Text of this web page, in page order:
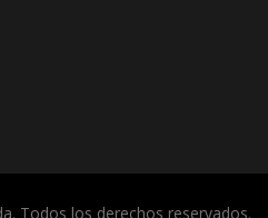
Todos los derechos reservados.